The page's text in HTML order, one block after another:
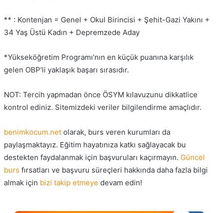
** : Kontenjan = Genel + Okul Birincisi + Şehit-Gazi Yakını +
34 Yaş Üstü Kadın + Depremzede Aday
*Yükseköğretim Programı’nın en küçük puanına karşılık
gelen OBP’li yaklaşık başarı sırasıdır.
NOT: Tercih yapmadan önce ÖSYM kılavuzunu dikkatlice
kontrol ediniz. Sitemizdeki veriler bilgilendirme amaçlıdır.
benimkocum.netolarak, burs veren kurumları da
paylaşmaktayız. Eğitim hayatınıza katkı sağlayacak bu
destekten faydalanmak için başvuruları kaçırmayın. Güncel
burs fırsatları ve başvuru süreçleri hakkında daha fazla bilgi
almak için bizi takip etmeye devam edin!